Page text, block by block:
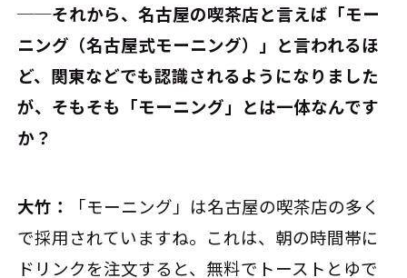
──それから、名古屋の喫茶店と言えば「モー
ニング（名古屋式モーニング）」と言われるほ
ど、関東などでも認識されるようになりました
が、そもそも「モーニング」とは一体なんです
か？
大竹：
「モーニング」は名古屋の喫茶店の多く
で採用されていますね。これは、朝の時間帯に
ドリンクを注文すると、無料でトーストとゆで